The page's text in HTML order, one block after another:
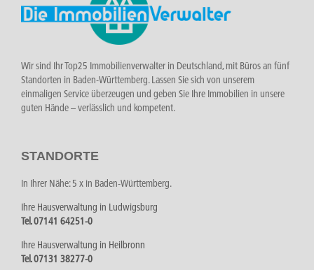
Wir sind Ihr Top25 Immobilienverwalter in Deutschland, mit Büros an fünf
Standorten in Baden-Württemberg. Lassen Sie sich von unserem
einmaligen Service überzeugen und geben Sie Ihre Immobilien in unsere
guten Hände – verlässlich und kompetent.
STANDORTE
In Ihrer Nähe: 5 x in Baden-Württemberg.
Ihre Hausverwaltung in Ludwigsburg
Tel. 07141 64251-0
Ihre Hausverwaltung in Heilbronn
Tel. 07131 38277-0